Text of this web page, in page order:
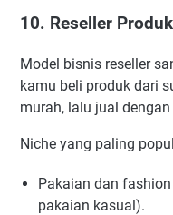
10. Reseller
Model bisnis reseller
kamu beli produk dari
murah, lalu jual
Niche yang paling
Pakaian dan
pakaian kasual).